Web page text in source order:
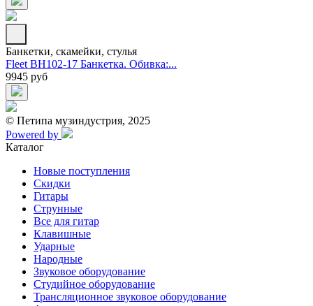
Банкетки, скамейки, стулья
Fleet BH102-17 Банкетка. Обивка:...
9945 руб
© Петипа музиндустрия, 2025
Powered by
Каталог
Новые поступления
Скидки
Гитары
Струнные
Все для гитар
Клавишные
Ударные
Народные
Звуковое оборудование
Студийное оборудование
Трансляционное звуковое оборудование